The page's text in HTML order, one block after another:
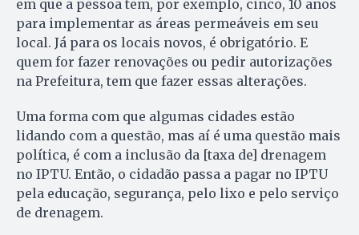
em que a pessoa tem, por exemplo, cinco, 10 anos
para implementar as áreas permeáveis em seu
local. Já para os locais novos, é obrigatório. E
quem for fazer renovações ou pedir autorizações
na Prefeitura, tem que fazer essas alterações.
Uma forma com que algumas cidades estão
lidando com a questão, mas aí é uma questão mais
política, é com a inclusão da [taxa de] drenagem
no IPTU. Então, o cidadão passa a pagar no IPTU
pela educação, segurança, pelo lixo e pelo serviço
de drenagem.